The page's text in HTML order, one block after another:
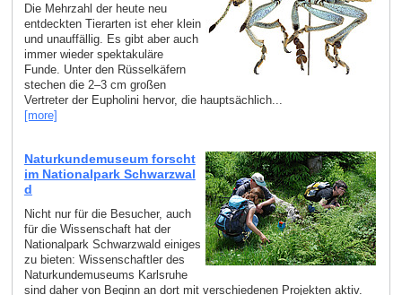
Die Mehrzahl der heute neu
entdeckten Tierarten ist eher klein
und unauffällig. Es gibt aber auch
immer wieder spektakuläre
Funde. Unter den Rüsselkäfern
stechen die 2–3 cm großen
Vertreter der Eupholini hervor, die hauptsächlich...
[more]
Naturkundemuseum forscht
im Nationalpark Schwarzwal
d
Nicht nur für die Besucher, auch
für die Wissenschaft hat der
Nationalpark Schwarzwald einiges
zu bieten: Wissenschaftler des
Naturkundemuseums Karlsruhe
sind daher von Beginn an dort mit verschiedenen Projekten aktiv.